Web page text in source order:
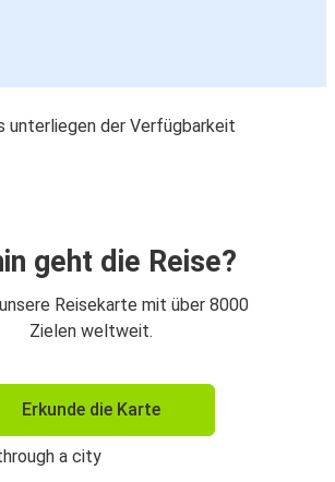
unterliegen der Verfügbarkeit
geht die Reise?
Reisekarte mit über 8000
Zielen weltweit.
Erkunde die Karte